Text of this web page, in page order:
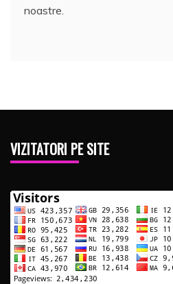
noastre.
VIZITATORI PE SITE